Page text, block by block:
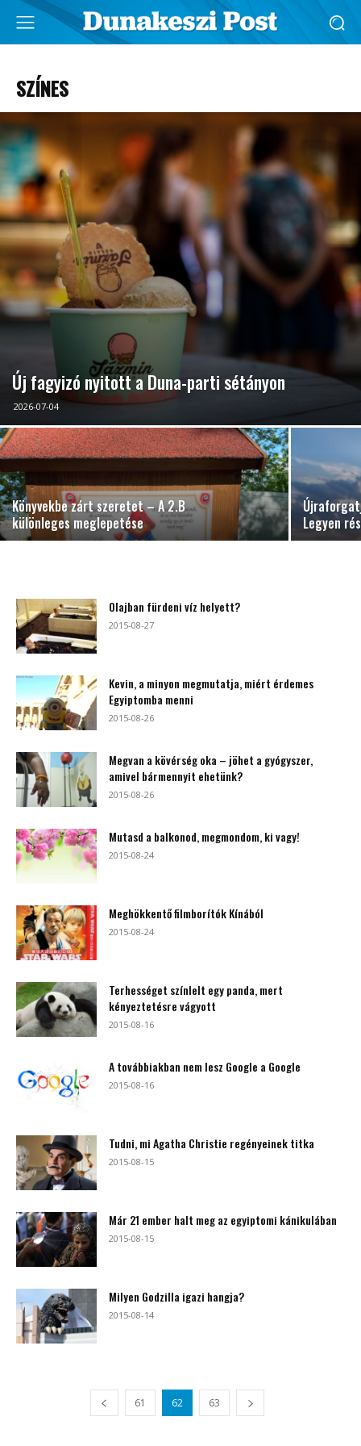
SZÍNES
Új fagyizó nyitott a Duna-parti sétányon
2026-07-04
Könyvekbe zárt szeretet – A 2.B
különleges meglepetése
Legyen
Olajban fürdeni víz helyett?
2015-08-27
Kevin, a minyon megmutatja, miért érdemes
Egyiptomba menni
2015-08-26
Megvan a kövérség oka – jöhet a gyógyszer,
amivel bármennyit ehetünk?
2015-08-26
Mutasd a balkonod, megmondom, ki vagy!
2015-08-24
Meghökkentő filmborítók Kínából
2015-08-24
Terhességet színlelt egy panda, mert
kényeztetésre vágyott
2015-08-16
A továbbiakban nem lesz Google a Google
2015-08-16
Tudni, mi Agatha Christie regényeinek titka
2015-08-15
Már 21 ember halt meg az egyiptomi kánikulában
2015-08-15
Milyen Godzilla igazi hangja?
2015-08-14
61 62 63